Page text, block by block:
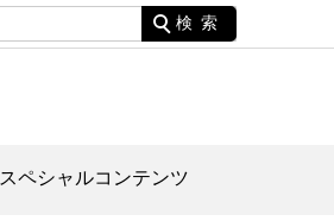
検索
スペシャルコンテンツ